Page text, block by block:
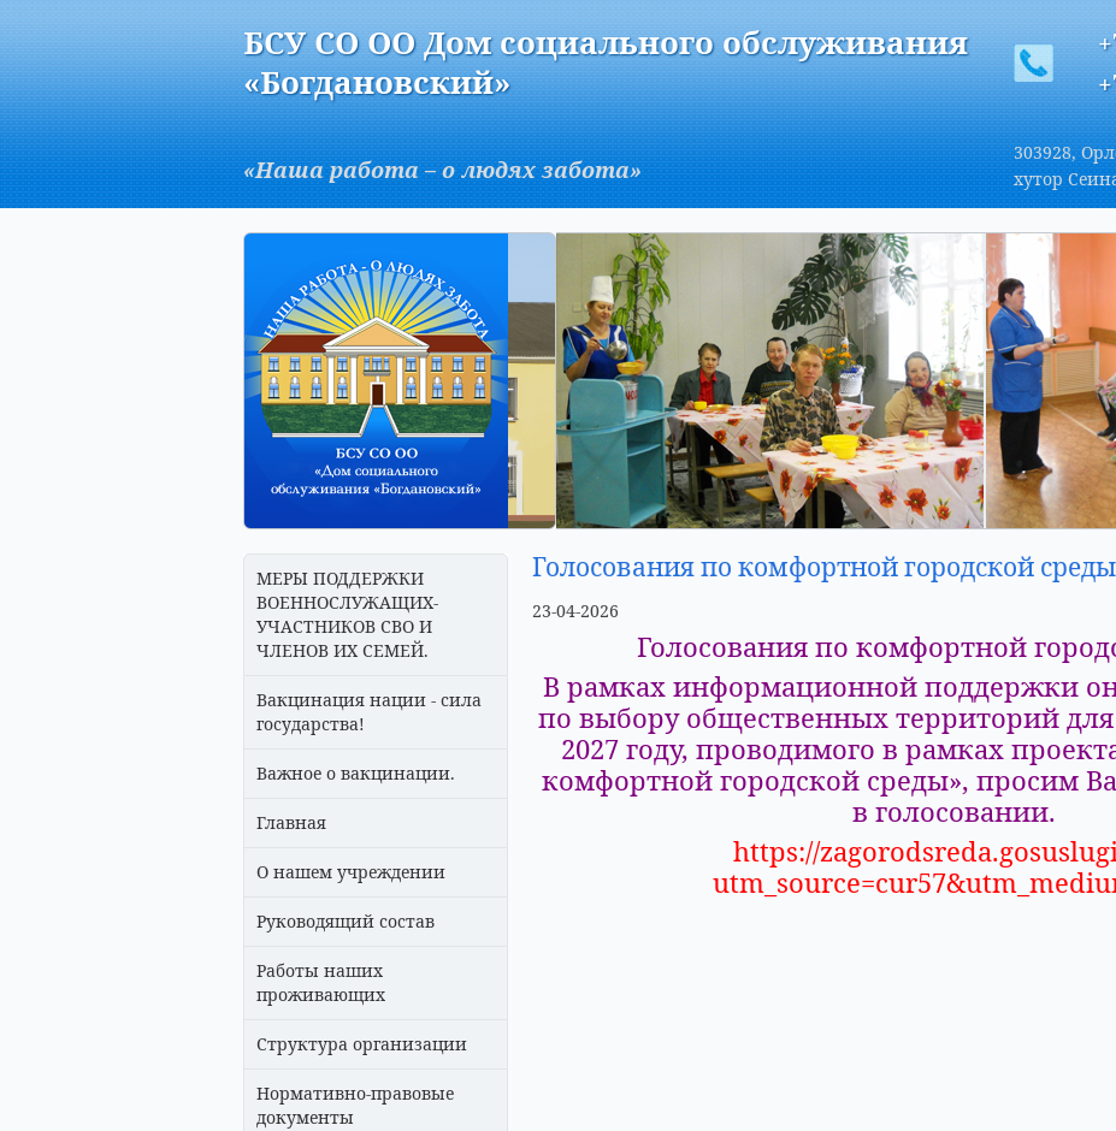
AБСУ СО ОО Дом социального обслуживания
«Богдановский»
«Наша работа – о людях забота»
303928,
хутор
МЕРЫ ПОДДЕРЖКИ
ВОЕННОСЛУЖАЩИХ-
УЧАСТНИКОВ СВО И
ЧЛЕНОВ ИХ СЕМЕЙ.
Вакцинация нации - сила
государства!
Важное о вакцинации.
Главная
О нашем учреждении
Руководящий состав
Работы наших
проживающих
Структура организации
Нормативно-правовые
документы
Голосования по комфортной городской
23-04-2026
Голосования по комфортной
В рамках информационной поддержки
по выбору общественных территорий для
2027 году, проводимого в рамках
комфортной городской среды», просим
в голосовании.
https://